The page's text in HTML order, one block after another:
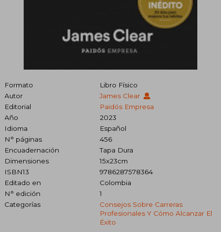
Formato
Libro Físico
Autor
James Clear
Editorial
Paidós Empresa
Año
2023
Idioma
Español
N° páginas
456
Encuadernación
Tapa Dura
Dimensiones
15x23cm
ISBN13
9786287578364
Editado en
Colombia
N° edición
1
Categorías
Consejos Sobre Carreras
Profesionales Y Cómo Alcanzar El
Éxito